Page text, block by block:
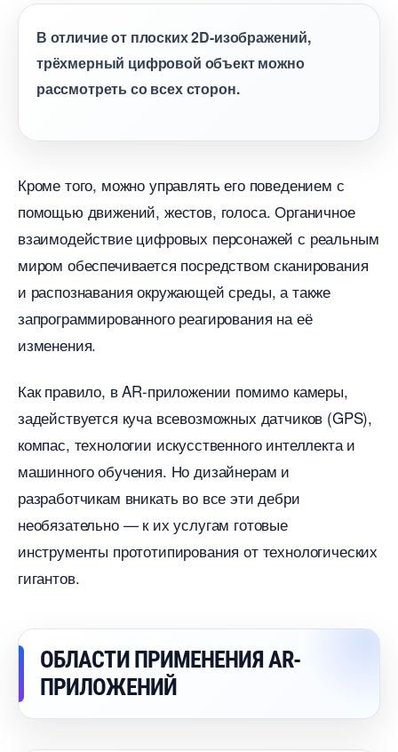
отличие от плоских 2D-изображений,
трёхмерный цифровой объект можно
рассмотреть со всех сторон.
Кроме того, можно управлять его поведением с
помощью движений, жестов, голоса. Органичное
заимодействие цифровых персонажей с реальным
миром обеспечивается посредством сканирования
и распознавания окружающей среды, а также
запрограммированного реагирования на её
изменения.
Как правило, в AR-приложении помимо камеры,
задействуется куча всевозможных датчиков (GPS),
компас, технологии искусственного интеллекта и
машинного обучения. Но дизайнерам и
разработчикам вникать во все эти дебри
необязательно — к их услугам готовые
инструменты прототипирования от технологических
игантов.
ОБЛАСТИ ПРИМЕНЕНИЯ AR-
ПРИЛОЖЕНИЙ